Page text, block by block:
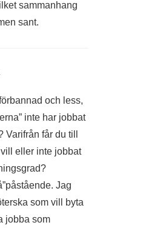
sammanhang
sant.
och less,
inte har jobbat
får du till
vill eller inte jobbat
Jag
som vill byta
jobba som